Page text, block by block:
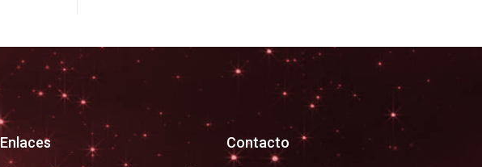
Enlaces Contacto